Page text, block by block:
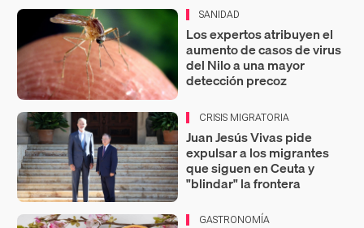
SANIDAD
Los expertos atribuyen el
aumento de casos de virus
del Nilo a una mayor
detección precoz
CRISIS MIGRATORIA
Juan Jesús Vivas pide
expulsar a los migrantes
que siguen en Ceuta y
"blindar" la frontera
GASTRONOMÍA